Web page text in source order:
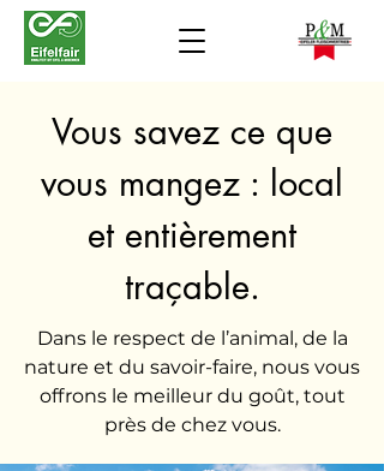
Vous savez ce que
vous mangez : local
et entièrement
traçable.
Dans le respect de l’animal, de la
nature et du savoir-faire, nous vous
offrons le meilleur du goût, tout
près de chez vous.